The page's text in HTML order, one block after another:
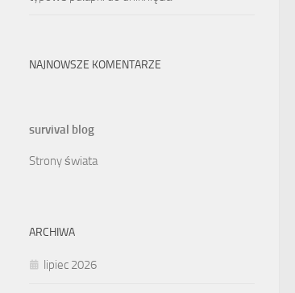
NAJNOWSZE KOMENTARZE
survival blog
Strony świata
ARCHIWA
lipiec 2026